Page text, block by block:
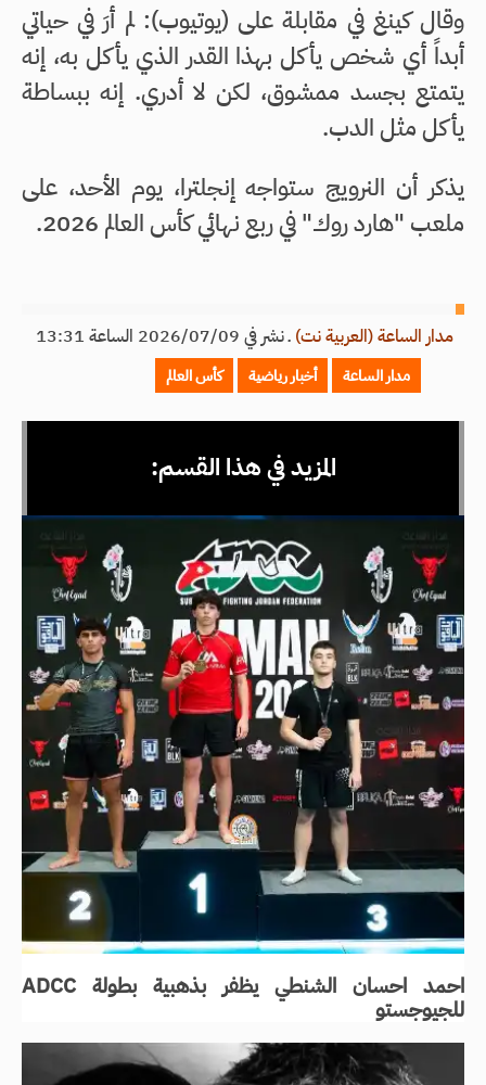
وقال كينغ في مقابلة على (يوتيوب): لم أرَ في حياتي
أبداً أي شخص يأكل بهذا القدر الذي يأكل به، إنه
يتمتع بجسد ممشوق، لكن لا أدري. إنه ببساطة
يأكل مثل الدب.
يذكر أن النرويج ستواجه إنجلترا، يوم الأحد، على
ملعب "هارد روك" في ربع نهائي كأس العالم 2026.
مدار الساعة (العربية نت) ـنشر في 2026/07/09 الساعة 13:31
مدار الساعة أخبار رياضية كأس العالم
المزيد في هذا القسم:
احمد احسان الشنطي يظفر بذهبية بطولة ADCC
للجيوجستو